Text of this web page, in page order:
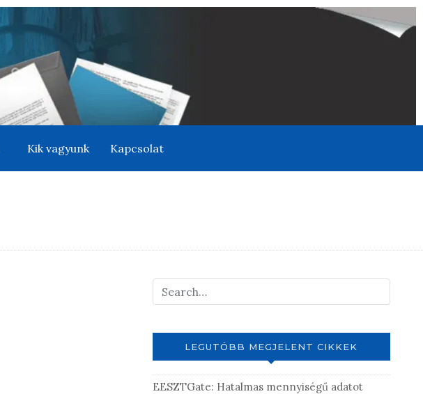
Kik vagyunk Kapcsolat
LEGUTÓBB MEGJELENT CIKKEK
EESZTGate: Hatalmas mennyiségű adatot